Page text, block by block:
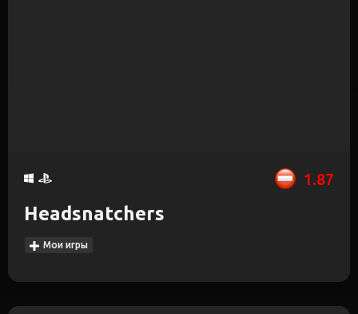
1.87
Headsnatchers
Мои игры